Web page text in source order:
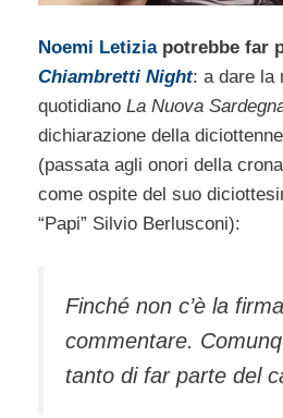
Noemi Letiziapotrebbe far
Chiambretti Night: a dare la
quotidiano La Nuova
dichiarazione della
(passata agli onori della
come ospite del suo
“Papi” Silvio Berlusconi):
Finché non c’è la
commentare.
tanto di far parte del